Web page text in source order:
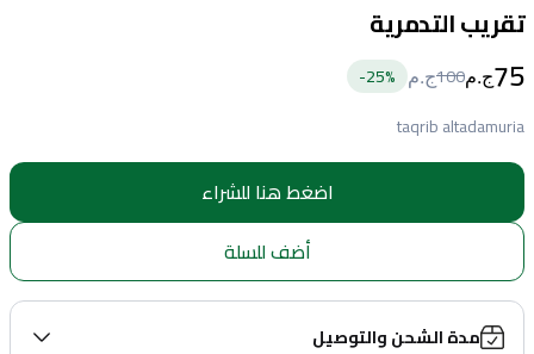
تقريب التدمرية
75ج.م100ج.م 25%-
taqrib altadamuria
اضغط هنا للشراء
أضف للسلة
مدة الشحن والتوصيل